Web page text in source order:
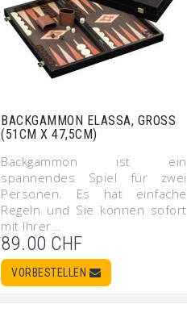
BACKGAMMON ELASSA, GROSS
(51CM X 47,5CM)
Backgammon ist ein
spannendes Spiel für zwei
Personen. Es hat einfache
Regeln und Sie können sofort
mit Ihrer…
89.00 CHF
VORBESTELLEN